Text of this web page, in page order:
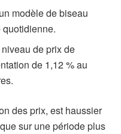
modèle de biseau
de prix de
de 1,12 % au
des prix, est haussier
sur une période plus